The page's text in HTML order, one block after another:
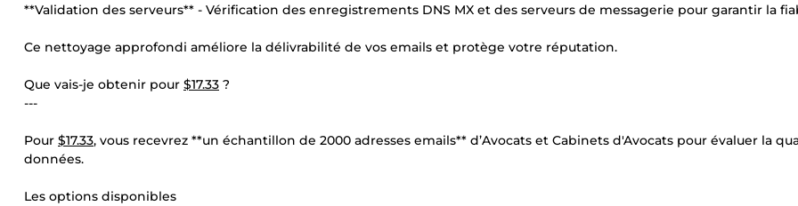
**Validation des serveurs** - Vérification des enregistrements DNS MX et des serveurs de messagerie pour garantir la
Ce nettoyage approfondi améliore la délivrabilité de vos emails et protège votre réputation.
Que vais-je obtenir pour $17.33 ?
---
Pour $17.33, vous recevrez **un échantillon de 2000 adresses emails** d’Avocats et Cabinets d'Avocats pour évaluer la
données.
Les options disponibles